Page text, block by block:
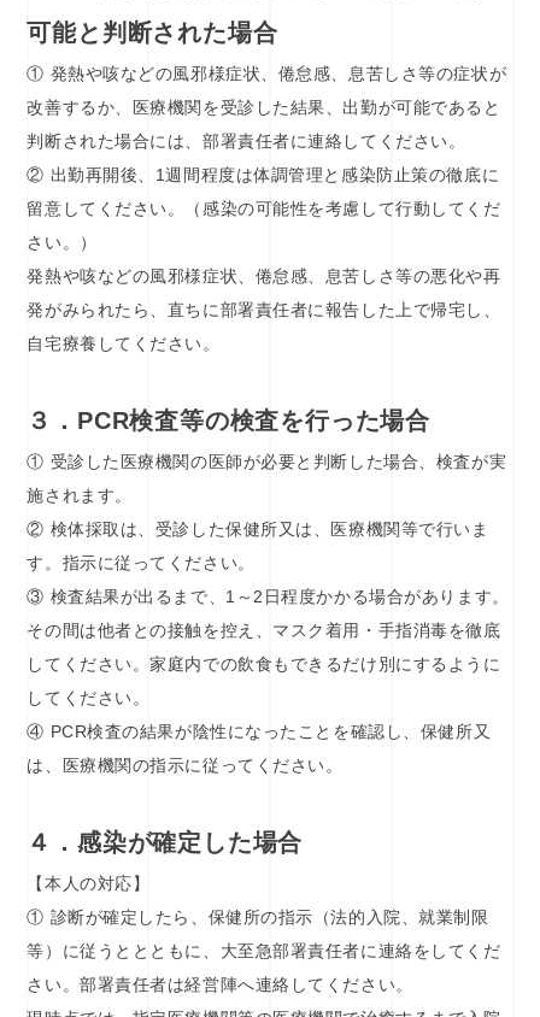
可能と判断された場合
① 発熱や咳などの風邪様症状、倦怠感、息苦しさ等の症状が
改善するか、医療機関を受診した結果、出勤が可能であると
判断された場合には、部署責任者に連絡してください。
② 出勤再開後、1週間程度は体調管理と感染防止策の徹底に
留意してください。（感染の可能性を考慮して行動してくだ
さい。）
発熱や咳などの風邪様症状、倦怠感、息苦しさ等の悪化や再
発がみられたら、直ちに部署責任者に報告した上で帰宅し、
自宅療養してください。
３．PCR検査等の検査を行った場合
① 受診した医療機関の医師が必要と判断した場合、検査が実
施されます。
② 検体採取は、受診した保健所又は、医療機関等で行いま
す。指示に従ってください。
③ 検査結果が出るまで、1～2日程度かかる場合があります。
その間は他者との接触を控え、マスク着用・手指消毒を徹底
してください。家庭内での飲食もできるだけ別にするように
してください。
④ PCR検査の結果が陰性になったことを確認し、保健所又
は、医療機関の指示に従ってください。
４．感染が確定した場合
【本人の対応】
① 診断が確定したら、保健所の指示（法的入院、就業制限
等）に従うととともに、大至急部署責任者に連絡をしてくだ
さい。部署責任者は経営陣へ連絡してください。